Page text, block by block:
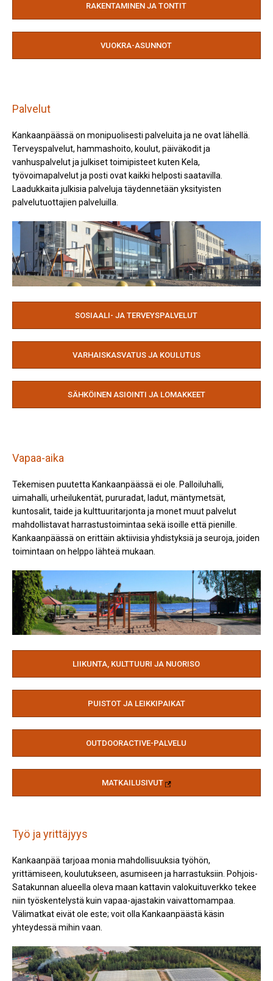
RAKENTAMINEN JA TONTIT
VUOKRA-ASUNNOT
Palvelut
Kankaanpäässä on monipuolisesti palveluita ja ne ovat lähellä.
Terveyspalvelut, hammashoito, koulut, päiväkodit ja
vanhuspalvelut ja julkiset toimipisteet kuten Kela,
työvoimapalvelut ja posti ovat kaikki helposti saatavilla.
Laadukkaita julkisia palveluja täydennetään yksityisten
palvelutuottajien palveluilla.
SOSIAALI- JA TERVEYSPALVELUT
VARHAISKASVATUS JA KOULUTUS
SÄHKÖINEN ASIOINTI JA LOMAKKEET
Vapaa-aika
Tekemisen puutetta Kankaanpäässä ei ole. Palloiluhalli,
uimahalli, urheilukentät, pururadat, ladut, mäntymetsät,
kuntosalit, taide­ ja kulttuuritarjonta ja monet muut palvelut
mahdollistavat harrastustoimintaa sekä isoille että pienille.
Kankaanpäässä on erittäin aktiivisia yhdistyksiä ja seuroja, joiden
toimintaan on helppo lähteä mukaan.
LIIKUNTA, KULTTUURI JA NUORISO
PUISTOT JA LEIKKIPAIKAT
OUTDOORACTIVE-PALVELU
MATKAILUSIVUT
Työ ja yrittäjyys
Kankaanpää tarjoaa monia mahdollisuuksia työhön,
yrittämiseen, koulutukseen, asumiseen ja harrastuksiin. Pohjois­-
Satakunnan alueella oleva maan kattavin valokuituverkko tekee
niin työskentelystä kuin vapaa-­ajastakin vaivattomampaa.
Välimatkat eivät ole este; voit olla Kankaanpäästä käsin
yhteydessä mihin vaan.